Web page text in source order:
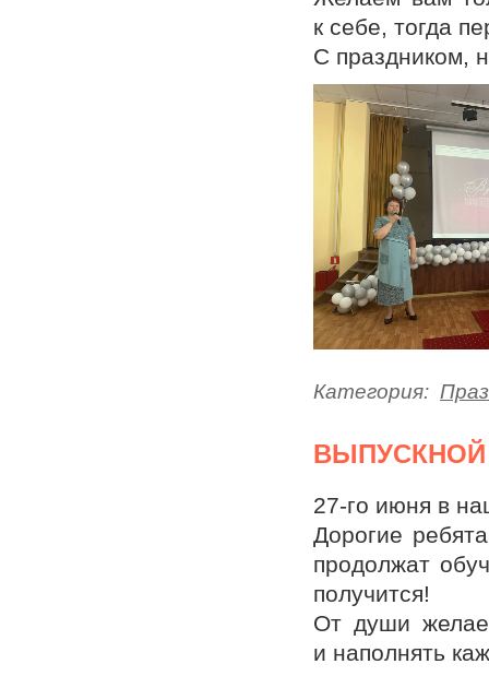
к себе, тогда
С праздником,
Категория:
ВЫПУСКНОЙ
27-го июня в
Дорогие
продолжат
получится!
От души
и наполнять